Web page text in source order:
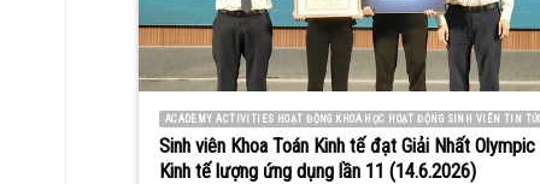
ACADEMY ACTIVITIES HOẠT ĐỘNG KHOA HỌC HOẠT ĐỘNG SINH VIÊN TIN
Sinh viên Khoa Toán Kinh tế đạt Giải Nhất Olympic
Kinh tế lượng ứng dụng lần 11 (14.6.2026)